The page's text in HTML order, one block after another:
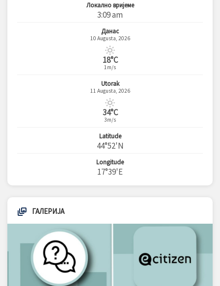
Локално вријеме
3:09 am
Данас
10 Augusta, 2026
18°C
1m/s
Utorak
11 Augusta, 2026
34°C
3m/s
Latitude
44°52'N
Longitude
17°39'E
ГАЛЕРИЈА